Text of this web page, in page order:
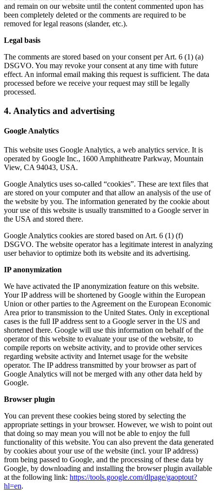
and remain on our website until the content commented upon has
been completely deleted or the comments are required to be
removed for legal reasons (slander, etc.).
Legal basis
The comments are stored based on your consent per Art. 6 (1) (a)
DSGVO. You may revoke your consent at any time with future
effect. An informal email making this request is sufficient. The data
processed before we receive your request may still be legally
processed.
4. Analytics and advertising
Google Analytics
This website uses Google Analytics, a web analytics service. It is
operated by Google Inc., 1600 Amphitheatre Parkway, Mountain
View, CA 94043, USA.
Google Analytics uses so-called “cookies”. These are text files that
are stored on your computer and that allow an analysis of the use of
the website by you. The information generated by the cookie about
your use of this website is usually transmitted to a Google server in
the USA and stored there.
Google Analytics cookies are stored based on Art. 6 (1) (f)
DSGVO. The website operator has a legitimate interest in analyzing
user behavior to optimize both its website and its advertising.
IP anonymization
We have activated the IP anonymization feature on this website.
Your IP address will be shortened by Google within the European
Union or other parties to the Agreement on the European Economic
Area prior to transmission to the United States. Only in exceptional
cases is the full IP address sent to a Google server in the US and
shortened there. Google will use this information on behalf of the
operator of this website to evaluate your use of the website, to
compile reports on website activity, and to provide other services
regarding website activity and Internet usage for the website
operator. The IP address transmitted by your browser as part of
Google Analytics will not be merged with any other data held by
Google.
Browser plugin
You can prevent these cookies being stored by selecting the
appropriate settings in your browser. However, we wish to point out
that doing so may mean you will not be able to enjoy the full
functionality of this website. You can also prevent the data generated
by cookies about your use of the website (incl. your IP address)
from being passed to Google, and the processing of these data by
Google, by downloading and installing the browser plugin available
at the following link: https://tools.google.com/dlpage/gaoptout?
hl=en.